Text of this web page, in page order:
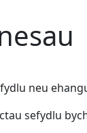
neu
sefydlu